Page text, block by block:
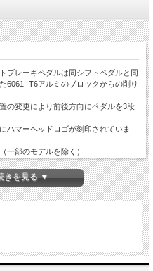
ブレーキペダルは同シフトペダルと同
6061 -T6アルミのブロックからの削り
の変更により前後方向にペダルを3段
ハマーヘッドロゴが刻印されていま
一部のモデルを除く）
ミを削り出しにて製作の上、高強度
ーズに合わせ変更が可能。
向の調整に対応。
きを見る ▼